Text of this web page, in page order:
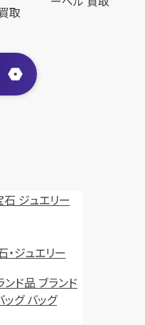
取
・ジュエリー